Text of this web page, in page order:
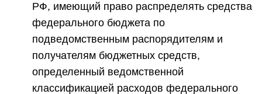
РФ, имеющий право распределять средства
федерального бюджета по
подведомственным распорядителям и
получателям бюджетных средств,
определенный ведомственной
классификацией расходов федерального